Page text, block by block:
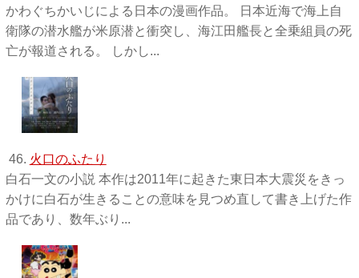
かわぐちかいじによる日本の漫画作品。 日本近海で海上自
衛隊の潜水艦が米原潜と衝突し、海江田艦長と全乗組員の死
亡が報道される。 しかし...
46. 火口のふたり
白石一文の小説 本作は2011年に起きた東日本大震災をきっ
かけに白石が生きることの意味を見つめ直して書き上げた作
品であり、数年ぶり...